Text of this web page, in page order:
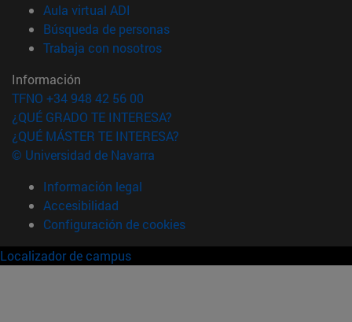
Aula virtual ADI
Búsqueda de personas(abre en nueva ventana)
Trabaja con nosotros(abre en nueva ventana)
Información
TFNO +34 948 42 56 00
¿QUÉ GRADO TE INTERESA?
¿QUÉ MÁSTER TE INTERESA?
© Universidad de Navarra
Información legal
Accesibilidad
Configuración de cookies
Localizador de campus